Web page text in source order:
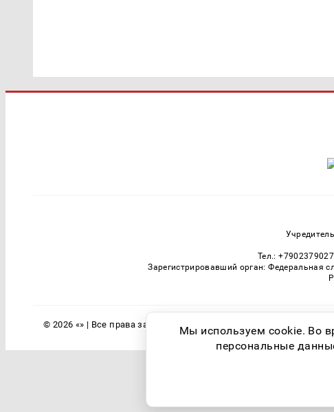
Тел.:
Зарегистрировавший орган: Федеральная
© 2026 «» | Все права защищеныМы используем cookie. Во
персональные